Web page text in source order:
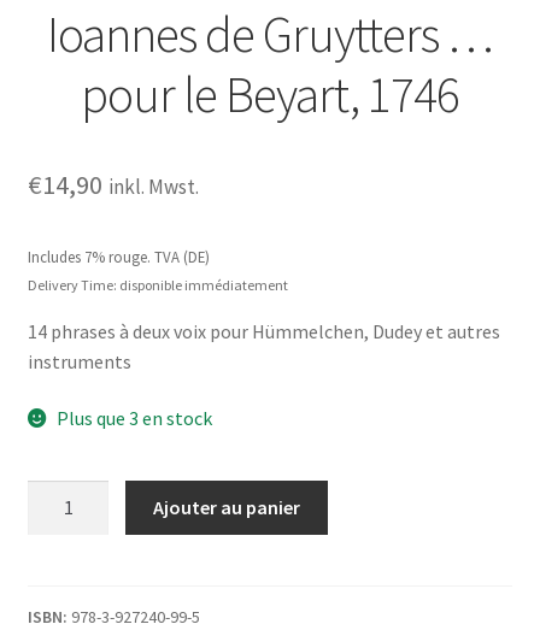
Ioannes de Gruytters …
pour le Beyart, 1746
€14,90 inkl. Mwst.
Includes 7% rouge. TVA (DE)
Delivery Time: disponible immédiatement
14 phrases à deux voix pour Hümmelchen, Dudey et autres
instruments
Plus que 3 en stock
Gruytters
Ajouter au panier
ISBN: 978-3-927240-99-5